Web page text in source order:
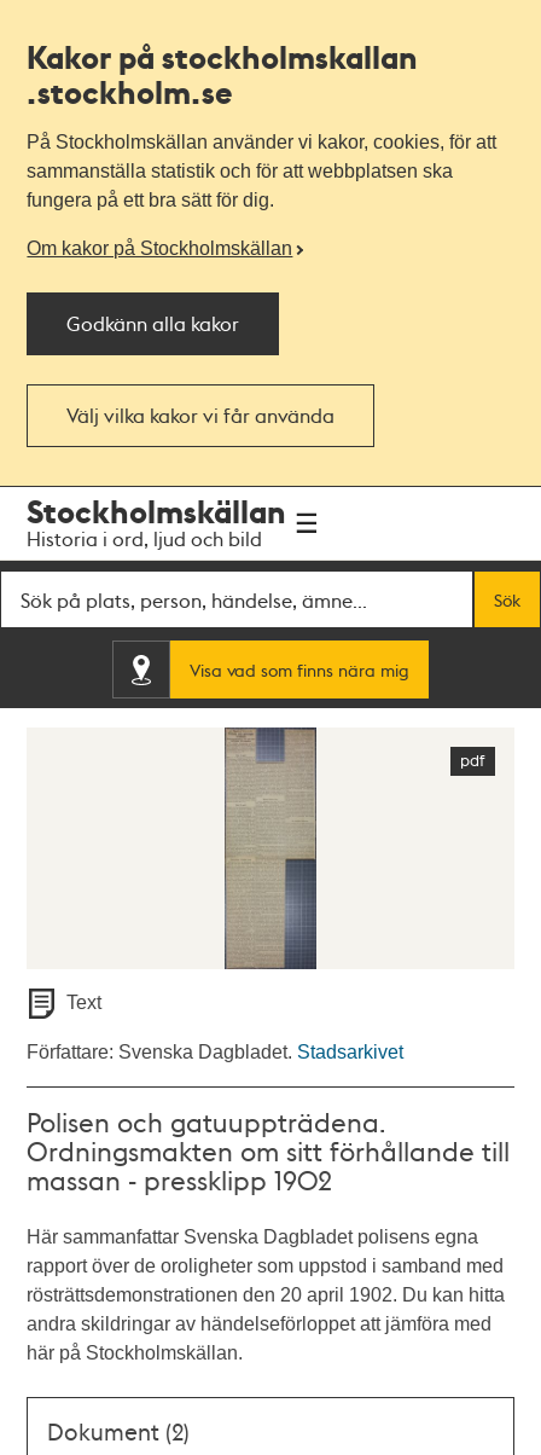
Kakor på stockholmskallan
.stockholm.se
På Stockholmskällan använder vi kakor, cookies, för att
sammanställa statistik och för att webbplatsen ska
fungera på ett bra sätt för dig.
Om kakor på Stockholmskällan
Godkänn alla kakor
Välj vilka kakor vi får använda
navigationen
huvudinnehållet
Stockholmskällan
Historia i ord, ljud och bild
Sök
Visa vad som finns nära mig
Text
Författare: Svenska Dagbladet. Stadsarkivet
Polisen och gatuuppträdena.
Ordningsmakten om sitt förhållande till
massan - pressklipp 1902
Här sammanfattar Svenska Dagbladet polisens egna
rapport över de oroligheter som uppstod i samband med
rösträttsdemonstrationen den 20 april 1902. Du kan hitta
andra skildringar av händelseförloppet att jämföra med
här på Stockholmskällan.
Dokument (2)